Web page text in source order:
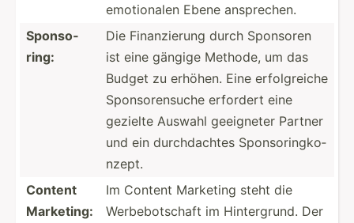
emotio­nalen Ebene anspre­chen.
Sponso­
ring:
Die Finanz­ierung durch Sponsoren
ist eine gängige Methode, um das
Budget zu erhöhen. Eine erfolg­reiche
Sponso­ren­suche erfordert eine
gezielte Auswahl geeigneter Partner
und ein durchd­achtes Sponso­rin­gko­
nzept.
Content
Marketing:
Im Content Marketing steht die
Werbeb­ots­chaft im Hinter­grund. Der